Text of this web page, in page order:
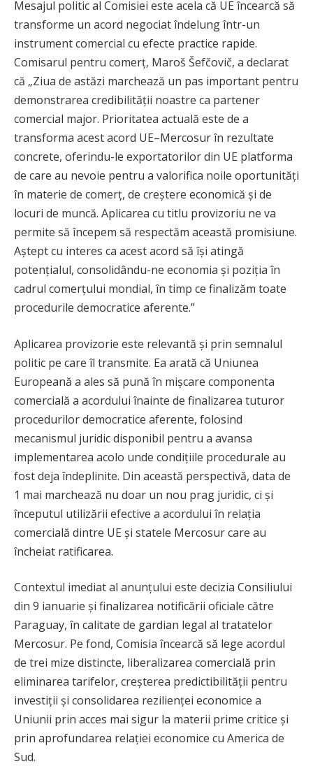
Mesajul politic al Comisiei este acela că UE încearcă să
transforme un acord negociat îndelung într-un
instrument comercial cu efecte practice rapide.
Comisarul pentru comerț, Maroš Šefčovič, a declarat
că „Ziua de astăzi marchează un pas important pentru
demonstrarea credibilității noastre ca partener
comercial major. Prioritatea actuală este de a
transforma acest acord UE–Mercosur în rezultate
concrete, oferindu-le exportatorilor din UE platforma
de care au nevoie pentru a valorifica noile oportunități
în materie de comerț, de creștere economică și de
locuri de muncă. Aplicarea cu titlu provizoriu ne va
permite să începem să respectăm această promisiune.
Aștept cu interes ca acest acord să își atingă
potențialul, consolidându-ne economia și poziția în
cadrul comerțului mondial, în timp ce finalizăm toate
procedurile democratice aferente.”
Aplicarea provizorie este relevantă și prin semnalul
politic pe care îl transmite. Ea arată că Uniunea
Europeană a ales să pună în mișcare componenta
comercială a acordului înainte de finalizarea tuturor
procedurilor democratice aferente, folosind
mecanismul juridic disponibil pentru a avansa
implementarea acolo unde condițiile procedurale au
fost deja îndeplinite. Din această perspectivă, data de
1 mai marchează nu doar un nou prag juridic, ci și
începutul utilizării efective a acordului în relația
comercială dintre UE și statele Mercosur care au
încheiat ratificarea.
Contextul imediat al anunțului este decizia Consiliului
din 9 ianuarie și finalizarea notificării oficiale către
Paraguay, în calitate de gardian legal al tratatelor
Mercosur. Pe fond, Comisia încearcă să lege acordul
de trei mize distincte, liberalizarea comercială prin
eliminarea tarifelor, creșterea predictibilității pentru
investiții și consolidarea rezilienței economice a
Uniunii prin acces mai sigur la materii prime critice și
prin aprofundarea relației economice cu America de
Sud.